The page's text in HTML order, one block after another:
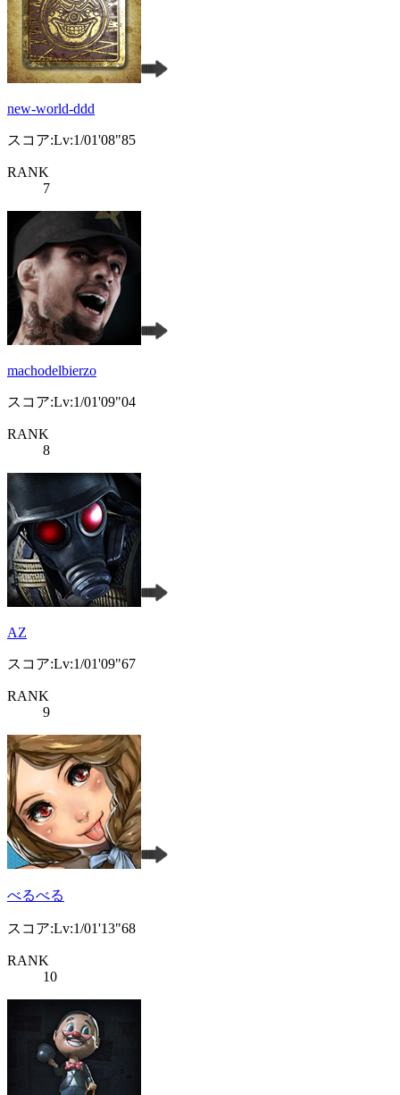
new-world-ddd
スコア:Lv:1/01'08"85
RANK
7
machodelbierzo
スコア:Lv:1/01'09"04
RANK
8
AZ
スコア:Lv:1/01'09"67
RANK
9
べるべる
スコア:Lv:1/01'13"68
RANK
10